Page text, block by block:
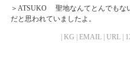
＞ATSUKO 聖地なんてとんでもな
だと思われていましたよ。
| KG | EMAIL | URL |